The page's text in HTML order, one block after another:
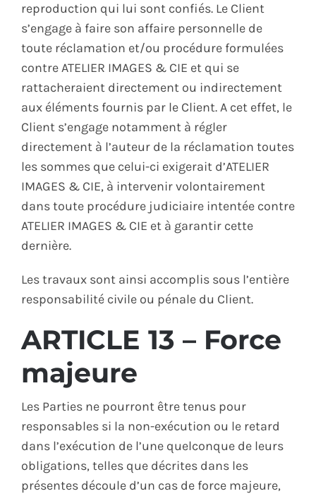
reproduction qui lui sont confiés. Le Client
s’engage à faire son affaire personnelle de
toute réclamation et/ou procédure formulées
contre ATELIER IMAGES & CIE et qui se
rattacheraient directement ou indirectement
aux éléments fournis par le Client. A cet effet, le
Client s’engage notamment à régler
directement à l’auteur de la réclamation toutes
les sommes que celui-ci exigerait d’ATELIER
IMAGES & CIE, à intervenir volontairement
dans toute procédure judiciaire intentée contre
ATELIER IMAGES & CIE et à garantir cette
dernière.
Les travaux sont ainsi accomplis sous l’entière
responsabilité civile ou pénale du Client.
ARTICLE 13 – Force
majeure
Les Parties ne pourront être tenus pour
responsables si la non-exécution ou le retard
dans l’exécution de l’une quelconque de leurs
obligations, telles que décrites dans les
présentes découle d’un cas de force majeure,